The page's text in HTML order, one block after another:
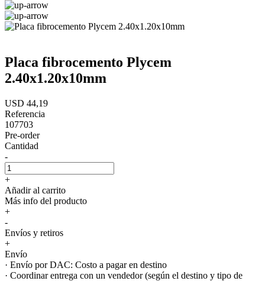
Placa fibrocemento Plycem
2.40x1.20x10mm
USD 44,19
Referencia
107703
Pre-order
Cantidad
-
+
Añadir al carrito
Más info del producto
+
-
Envíos y retiros
+
Envío
· Envío por DAC: Costo a pagar en destino
· Coordinar entrega con un vendedor (según el destino y tipo de